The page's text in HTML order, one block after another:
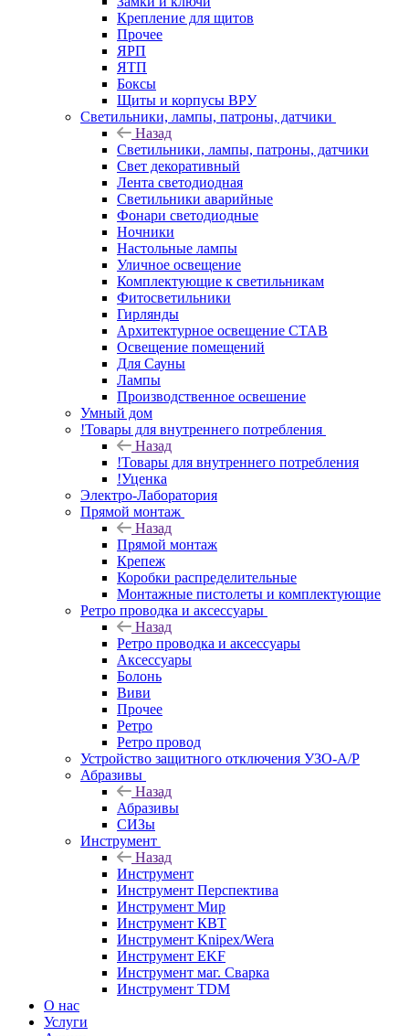
Крепление для щитов
Прочее
ЯРП
ЯТП
Боксы
Щиты и корпусы ВРУ
Светильники, лампы, патроны, датчики
Назад
Светильники, лампы, патроны, датчики
Свет декоративный
Лента светодиодная
Светильники аварийные
Фонари светодиодные
Ночники
Настольные лампы
Уличное освещение
Комплектующие к светильникам
Фитосветильники
Гирлянды
Архитектурное освещение СТАВ
Освещение помещений
Для Сауны
Лампы
Производственное освешение
Умный дом
!Товары для внутреннего потребления
Назад
!Товары для внутреннего потребления
!Уценка
Электро-Лаборатория
Прямой монтаж
Назад
Прямой монтаж
Крепеж
Коробки распределительные
Монтажные пистолеты и комплектующие
Ретро проводка и аксессуары
Назад
Ретро проводка и аксессуары
Аксессуары
Болонь
Виви
Прочее
Ретро
Ретро провод
Устройство защитного отключения УЗО-А/Р
Абразивы
Назад
Абразивы
СИЗы
Инструмент
Назад
Инструмент
Инструмент Перспектива
Инструмент Мир
Инструмент КВТ
Инструмент Knipex/Wera
Инструмент EKF
Инструмент маг. Сварка
Инструмент TDM
О нас
Услуги